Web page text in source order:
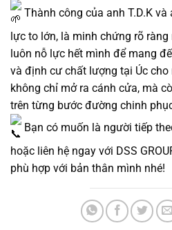
Thành công của anh T.D.K
lực to lớn, là minh chứng rõ
luôn nỗ lực hết mình để mang
và định cư chất lượng tại Úc cho
không chỉ mở ra cánh cửa, mà
trên từng bước đường chinh
Bạn có muốn là người tiếp
hoặc liên hệ ngay với DSS
phù hợp với bản thân mình nhé!